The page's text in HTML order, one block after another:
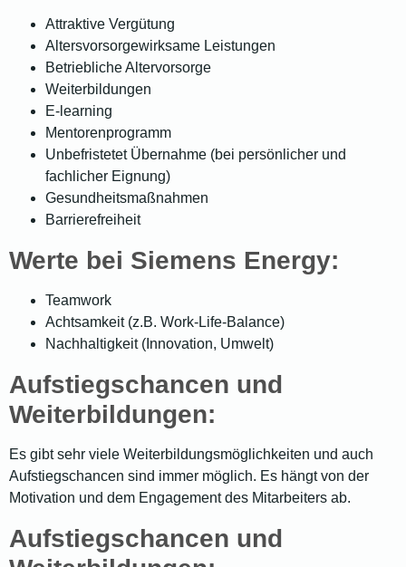
Attraktive Vergütung
Altersvorsorgewirksame Leistungen
Betriebliche Altervorsorge
Weiterbildungen
E-learning
Mentorenprogramm
Unbefristetet Übernahme (bei persönlicher und
fachlicher Eignung)
Gesundheitsmaßnahmen
Barrierefreiheit
Werte bei Siemens Energy:
Teamwork
Achtsamkeit (z.B. Work-Life-Balance)
Nachhaltigkeit (Innovation, Umwelt)
Aufstiegschancen und
Weiterbildungen:
Es gibt sehr viele Weiterbildungsmöglichkeiten und auch
Aufstiegschancen sind immer möglich. Es hängt von der
Motivation und dem Engagement des Mitarbeiters ab.
Aufstiegschancen und